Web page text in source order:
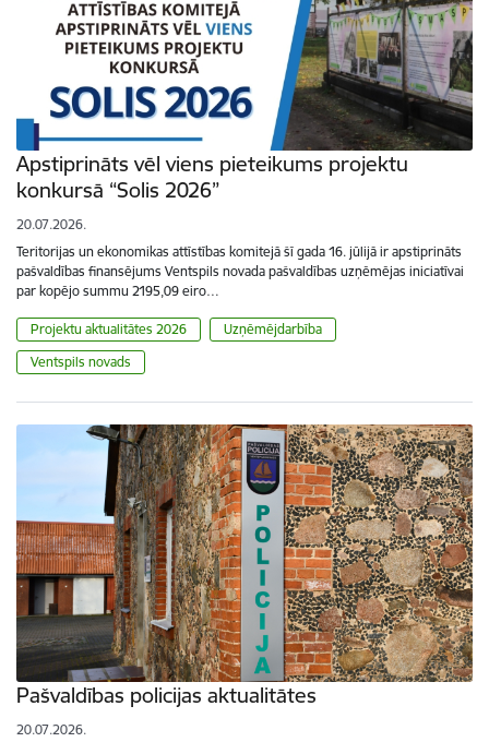
Apstiprināts vēl viens pieteikums projektu
konkursā “Solis 2026”
20.07.2026.
Teritorijas un ekonomikas attīstības komitejā šī gada 16. jūlijā ir apstiprināts
pašvaldības finansējums Ventspils novada pašvaldības uzņēmējas iniciatīvai
par kopējo summu 2195,09 eiro…
Projektu aktualitātes 2026
Uzņēmējdarbība
Ventspils novads
Pašvaldības policijas aktualitātes
20.07.2026.